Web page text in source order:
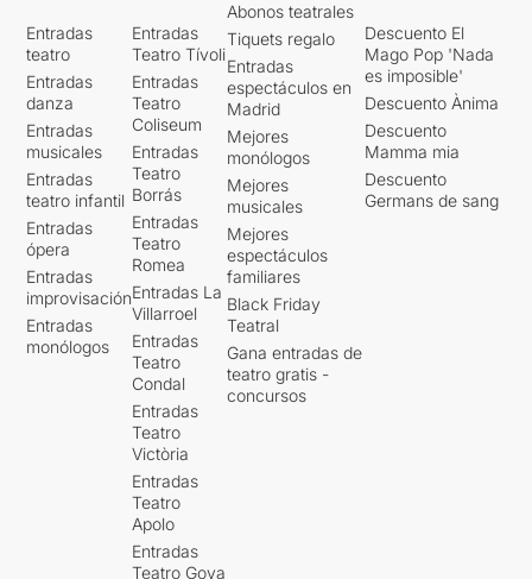
Entradas
teatro
Entradas
danza
Entradas
musicales
Entradas
teatro infantil
Entradas
ópera
Entradas
improvisación
Entradas
monólogos
Entradas
Teatro Tívoli
Entradas
Teatro
Coliseum
Entradas
Teatro
Borrás
Entradas
Teatro
Romea
Entradas La
Villarroel
Entradas
Teatro
Condal
Entradas
Teatro
Victòria
Entradas
Teatro
Apolo
Entradas
Teatro Goya
Abonos teatrales
Tiquets regalo
Entradas
espectáculos en
Madrid
Mejores
monólogos
Mejores
musicales
Mejores
espectáculos
familiares
Black Friday
Teatral
Gana entradas de
teatro gratis -
concursos
Descuento El
Mago Pop 'Nada
es imposible'
Descuento Ànima
Descuento
Mamma mia
Descuento
Germans de sang